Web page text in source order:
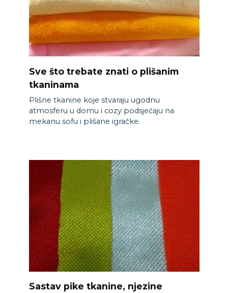
Sve što trebate znati o plišanim
tkaninama
Plišne tkanine koje stvaraju ugodnu
atmosferu u domu i cozy podsjećaju na
mekanu sofu i plišane igračke.
Sastav pike tkanine, njezine